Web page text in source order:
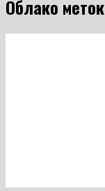
Облако меток